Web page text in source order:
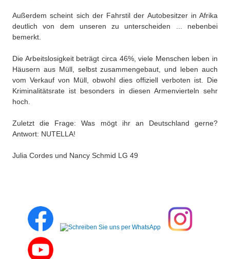
Außerdem scheint sich der Fahrstil der Autobesitzer in Afrika
deutlich von dem unseren zu unterscheiden ... nebenbei
bemerkt.
Die Arbeitslosigkeit beträgt circa 46%, viele Menschen leben in
Häusern aus Müll, selbst zusammengebaut, und leben auch
vom Verkauf von Müll, obwohl dies offiziell verboten ist. Die
Kriminalitätsrate ist besonders in diesen Armenvierteln sehr
hoch.
Zuletzt die Frage: Was mögt ihr an Deutschland gerne?
Antwort: NUTELLA!
Julia Cordes und Nancy Schmid LG 49